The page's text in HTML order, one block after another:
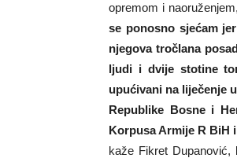
opremom i
se ponosno sjećam
njegova tročlana
ljudi i dvije stotine
upućivani na liječenje
Republike Bosne i
Korpusa Armije R BiH
kaže Fikret Dupanović,